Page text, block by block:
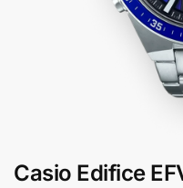
Casio Edifice